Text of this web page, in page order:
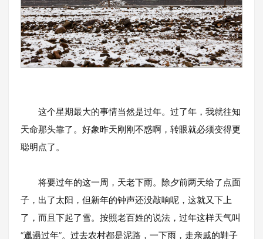
这个星期最大的事情当然是过年。过了年，我就往知
天命那头靠了。好象昨天刚刚不惑啊，转眼就必须变得更
聪明点了。
将要过年的这一周，天老下雨。除夕前两天给了点面
子，出了太阳，但新年的钟声还没敲响呢，这就又下上
了，而且下起了雪。按照老百姓的说法，过年这样天气叫
“邋遢过年”。过去农村都是泥路，一下雨，走亲戚的鞋子